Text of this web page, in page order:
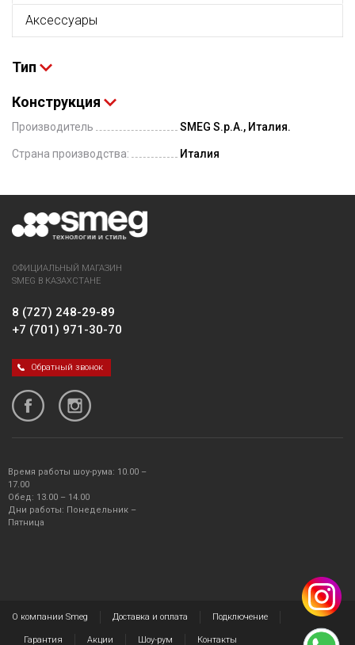
Аксессуары
Тип
Конструкция
Производитель SMEG S.p.A., Италия.
Страна производства: Италия
ОФИЦИАЛЬНЫЙ МАГАЗИН
SMEG В КАЗАХСТАНЕ
8 (727) 248-29-89
+7 (701) 971-30-70
Обратный звонок
Время работы шоу-рума: 10.00 –
17.00
Обед: 13.00 – 14.00
Дни работы: Понедельник –
Пятница
О компании Smeg Доставка и оплата Подключение
Гарантия Акции Шоу-рум Контакты